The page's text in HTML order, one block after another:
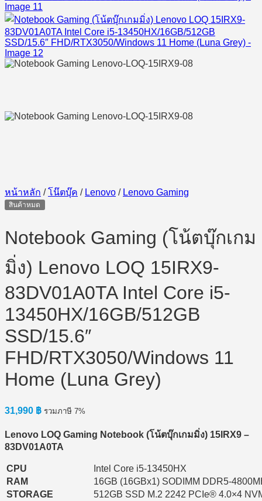
หน้าหลัก / โน๊ตบุ๊ค / Lenovo / Lenovo Gaming
สินค้าหมด
Notebook Gaming (โน้ตบุ๊กเกม
มิ่ง) Lenovo LOQ 15IRX9-
83DV01A0TA Intel Core i5-
13450HX/16GB/512GB
SSD/15.6″
FHD/RTX3050/Windows 11
Home (Luna Grey)
31,990 ฿ รวมภาษี 7%
Lenovo LOQ Gaming Notebook (โน้ตบุ๊กเกมมิ่ง) 15IRX9 –
83DV01A0TA
CPU
Intel Core i5-13450HX
RAM
16GB (16GBx1) SODIMM DDR5-
STORAGE
512GB SSD M.2 2242 PCIe® 4.0×4